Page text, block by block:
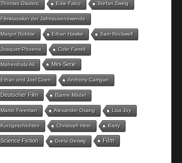
Thomas Glavinic Edie Falco Stefan Zweig
Filmklassiker der Jahrtausendwende
Margot Robbie Ethan Hawke Sam Rockwell
Joaquim Phoenix Colin Farrell
Mahershala Ali Mini-Serie
Ethan und Joel Coen Anthony Carrigan
Deutscher Film Bjarne Mädel
Martin Freeman Alexander Osang Lisa Joy
Kurzgeschichten Christoph Hein Barry
Science Fiction Greta Gerwig Film